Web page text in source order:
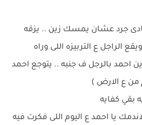
جرد عشان يمسك زين .. يزقه
الراجل ع التربيزه اللى وراه
احمد بالرجل ف جنبه .. يتوجع احمد
من ع الارض )
بقي كفايه
يا احمد ع اليوم اللى فكرت فيه